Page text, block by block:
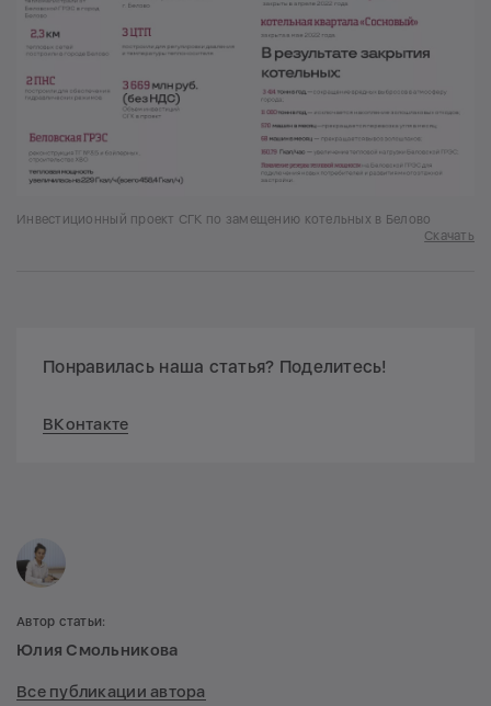
Инвестиционный проект СГК по замещению котельных в Белово
Скачать
Понравилась наша статья? Поделитесь!
ВКонтакте
Автор статьи:
Юлия Смольникова
Все публикации автора